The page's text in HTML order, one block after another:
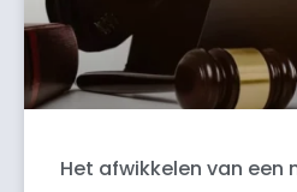
Het afwikkelen van een